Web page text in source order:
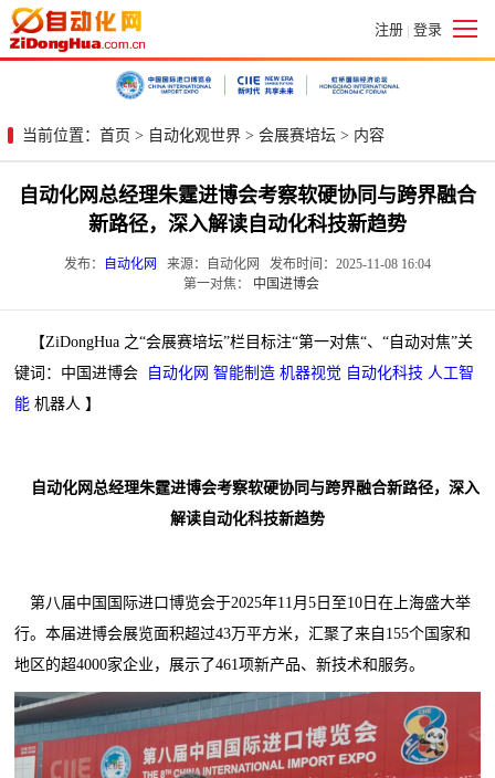
注册 | 登录
当前位置： 首页 > 自动化观世界 > 会展赛培坛 > 内容
自动化网总经理朱霆进博会考察软硬协同与跨界融合
新路径，深入解读自动化科技新趋势
发布： 自动化网
来源：自动化网 发布时间：2025-11-08 16:04
第一对焦：
中国进博会
【ZiDongHua 之“会展赛培坛”栏目标注“第一对焦“、“自动对焦”关
键词：中国进博会
自动化网 智能制造 机器视觉 自动化科技 人工智
能 机器人 】
自动化网总经理朱霆进博会考察软硬协同与跨界融合新路径，深入
解读自动化科技新趋势
第八届中国国际进口博览会于2025年11月5日至10日在上海盛大举
行。本届进博会展览面积超过43万平方米，汇聚了来自155个国家和
地区的超4000家企业，展示了461项新产品、新技术和服务。